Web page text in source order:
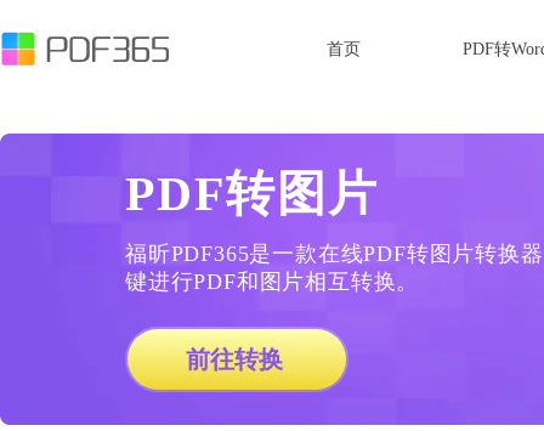
首页 PDF转
PDF转图片
福昕PDF365是一款在线PDF转图片转换
键进行PDF和图片相互转换。
前往转换